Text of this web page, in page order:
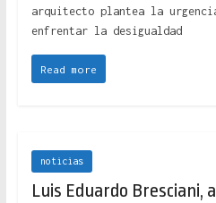
arquitecto plantea la
enfrentar la desigualdad
Read more
noticias
Luis Eduardo Bresciani,